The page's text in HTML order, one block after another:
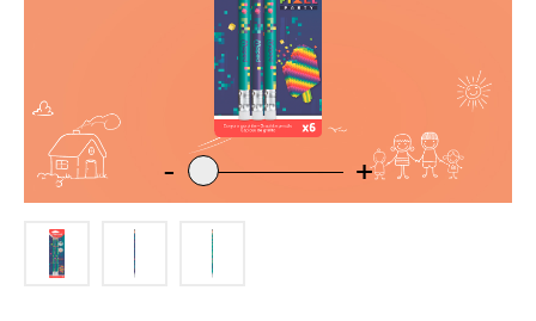
- +
- +
- +